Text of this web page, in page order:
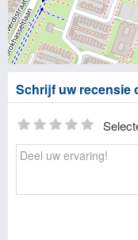
Schrijf uw recensie